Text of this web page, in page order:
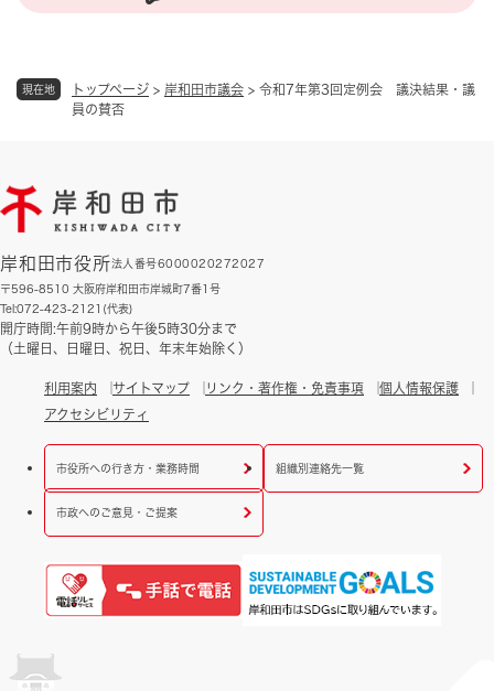
現在地 トップページ > 岸和田市議会 > 令和7年第3回定例会 議決結果・議
員の賛否
岸和田市役所法人番号6000020272027
〒596-8510 大阪府岸和田市岸城町7番1号
Tel:072-423-2121(代表)
開庁時間:午前9時から午後5時30分まで
（土曜日、日曜日、祝日、年末年始除く）
利用案内 サイトマップ リンク・著作権・免責事項
個人情報保護
アクセシビリティ
市役所への行き方・業務時間 組織別連絡先一覧
市政へのご意見・ご提案